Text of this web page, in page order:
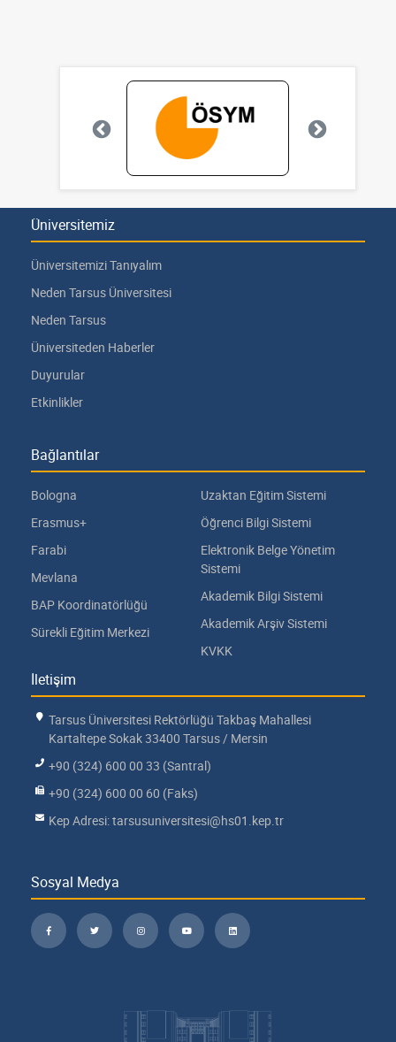
Üniversitemiz
Üniversitemizi Tanıyalım
Neden Tarsus Üniversitesi
Neden Tarsus
Üniversiteden Haberler
Duyurular
Etkinlikler
Bağlantılar
Bologna
Erasmus+
Farabi
Mevlana
BAP Koordinatörlüğü
Sürekli Eğitim Merkezi
Uzaktan Eğitim Sistemi
Öğrenci Bilgi Sistemi
Elektronik Belge Yönetim
Sistemi
Akademik Bilgi Sistemi
Akademik Arşiv Sistemi
KVKK
İletişim
Tarsus Üniversitesi Rektörlüğü Takbaş Mahallesi
Kartaltepe Sokak 33400 Tarsus / Mersin
+90 (324) 600 00 33 (Santral)
+90 (324) 600 00 60 (Faks)
Kep Adresi: tarsusuniversitesi@hs01.kep.tr
Sosyal Medya